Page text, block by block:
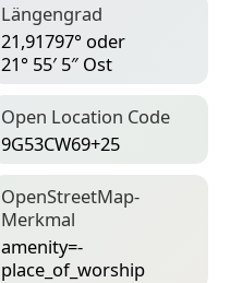
Längengrad
21,91797° oder
21° 55′ 5″ Ost
Open Location Code
9G53CW69+25
Open­Street­Map-
Merkmal
amenity=­
place_of_worship